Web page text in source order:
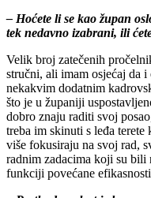
– Hoćete li se kao župan
tek nedavno izabrani, ili
Velik broj zatečenih
stručni, ali imam osjećaj da
nekakvim dodatnim
što je u županiji
dobro znaju raditi svoj
treba im skinuti s leđa
više fokusiraju na svoj rad,
radnim zadacima koji su
funkciji povećane